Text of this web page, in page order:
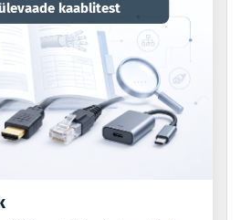
kaablitest